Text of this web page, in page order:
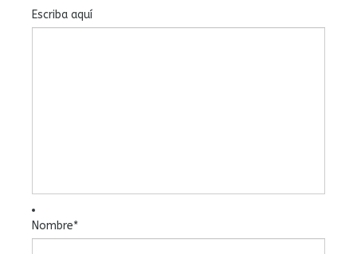
Escriba aquí
Nombre*